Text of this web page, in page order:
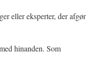
eller eksperter, der afgør
hinanden. Som